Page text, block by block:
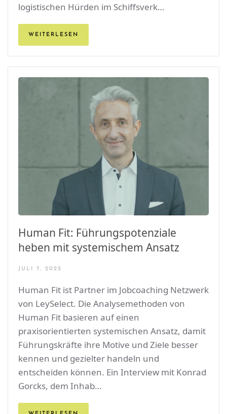
logistischen Hürden im Schiffsverk…
WEITERLESEN
Human Fit: Führungspotenziale
heben mit systemischem Ansatz
JULI 7, 2022
Human Fit ist Partner im Jobcoaching Netzwerk
von LeySelect. Die Analysemethoden von
Human Fit basieren auf einen
praxisorientierten systemischen Ansatz, damit
Führungskräfte ihre Motive und Ziele besser
kennen und gezielter handeln und
entscheiden können. Ein Interview mit Konrad
Gorcks, dem Inhab…